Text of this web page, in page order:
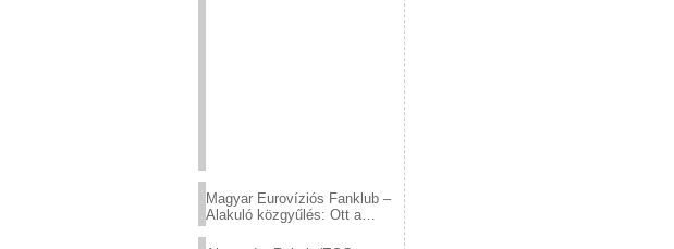
Magyar Eurovíziós Fanklub –
Alakuló közgyűlés: Ott a